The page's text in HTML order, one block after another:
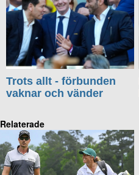
Trots allt - förbunden
vaknar och vänder
Relaterade